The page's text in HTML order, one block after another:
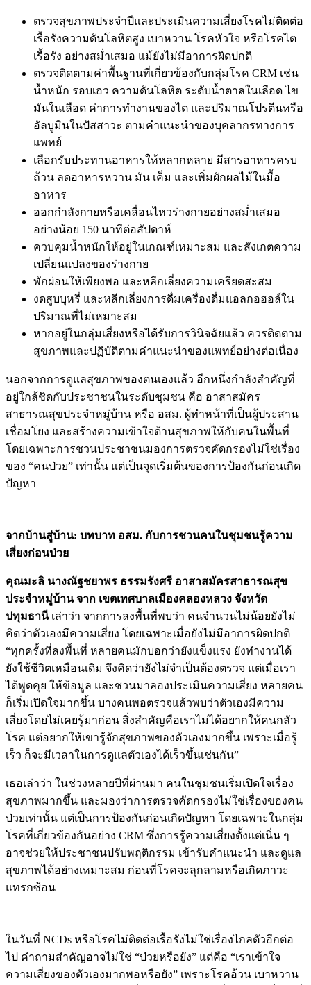
ตรวจสุขภาพประจำปีและประเมินความเสี่ยงโรคไม่ติดต่อ
เรื้อรังความดันโลหิตสูง เบาหวาน โรคหัวใจ หรือโรคไต
เรื้อรัง อย่างสม่ำเสมอ แม้ยังไม่มีอาการผิดปกติ
ตรวจติดตามค่าพื้นฐานที่เกี่ยวข้องกับกลุ่มโรค CRM เช่น
น้ำหนัก รอบเอว ความดันโลหิต ระดับน้ำตาลในเลือด ไข
มันในเลือด ค่าการทำงานของไต และปริมาณโปรตีนหรือ
อัลบูมินในปัสสาวะ ตามคำแนะนำของบุคลากรทางการ
แพทย์
เลือกรับประทานอาหารให้หลากหลาย มีสารอาหารครบ
ถ้วน ลดอาหารหวาน มัน เค็ม และเพิ่มผักผลไม้ในมื้อ
อาหาร
ออกกำลังกายหรือเคลื่อนไหวร่างกายอย่างสม่ำเสมอ
อย่างน้อย 150 นาทีต่อสัปดาห์
ควบคุมน้ำหนักให้อยู่ในเกณฑ์เหมาะสม และสังเกตความ
เปลี่ยนแปลงของร่างกาย
พักผ่อนให้เพียงพอ และหลีกเลี่ยงความเครียดสะสม
งดสูบบุหรี่ และหลีกเลี่ยงการดื่มเครื่องดื่มแอลกอฮอล์ใน
ปริมาณที่ไม่เหมาะสม
หากอยู่ในกลุ่มเสี่ยงหรือได้รับการวินิจฉัยแล้ว ควรติดตาม
สุขภาพและปฏิบัติตามคำแนะนำของแพทย์อย่างต่อเนื่อง
นอกจากการดูแลสุขภาพของตนเองแล้ว อีกหนึ่งกำลังสำคัญที่
อยู่ใกล้ชิดกับประชาชนในระดับชุมชน คือ อาสาสมัคร
สาธารณสุขประจำหมู่บ้าน หรือ อสม. ผู้ทำหน้าที่เป็นผู้ประสาน
เชื่อมโยง และสร้างความเข้าใจด้านสุขภาพให้กับคนในพื้นที่
โดยเฉพาะการชวนประชาชนมองการตรวจคัดกรองไม่ใช่เรื่อง
ของ “คนป่วย” เท่านั้น แต่เป็นจุดเริ่มต้นของการป้องกันก่อนเกิด
ปัญหา
จากบ้านสู่บ้าน: บทบาท อสม. กับการชวนคนในชุมชนรู้ความ
เสี่ยงก่อนป่วย
คุณมะลิ นางณัฐชยาพร ธรรมรังศรี อาสาสมัครสาธารณสุข
ประจำหมู่บ้าน จาก เขตเทศบาลเมืองคลองหลวง จังหวัด
ปทุมธานี เล่าว่า จากการลงพื้นที่พบว่า คนจำนวนไม่น้อยยังไม่
คิดว่าตัวเองมีความเสี่ยง โดยเฉพาะเมื่อยังไม่มีอาการผิดปกติ
“ทุกครั้งที่ลงพื้นที่ หลายคนมักบอกว่ายังแข็งแรง ยังทำงานได้
ยังใช้ชีวิตเหมือนเดิม จึงคิดว่ายังไม่จำเป็นต้องตรวจ แต่เมื่อเรา
ได้พูดคุย ให้ข้อมูล และชวนมาลองประเมินความเสี่ยง หลายคน
ก็เริ่มเปิดใจมากขึ้น บางคนพอตรวจแล้วพบว่าตัวเองมีความ
เสี่ยงโดยไม่เคยรู้มาก่อน สิ่งสำคัญคือเราไม่ได้อยากให้คนกลัว
โรค แต่อยากให้เขารู้จักสุขภาพของตัวเองมากขึ้น เพราะเมื่อรู้
เร็ว ก็จะมีเวลาในการดูแลตัวเองได้เร็วขึ้นเช่นกัน”
เธอเล่าว่า ในช่วงหลายปีที่ผ่านมา คนในชุมชนเริ่มเปิดใจเรื่อง
สุขภาพมากขึ้น และมองว่าการตรวจคัดกรองไม่ใช่เรื่องของคน
ป่วยเท่านั้น แต่เป็นการป้องกันก่อนเกิดปัญหา โดยเฉพาะในกลุ่ม
โรคที่เกี่ยวข้องกันอย่าง CRM ซึ่งการรู้ความเสี่ยงตั้งแต่เนิ่น ๆ
อาจช่วยให้ประชาชนปรับพฤติกรรม เข้ารับคำแนะนำ และดูแล
สุขภาพได้อย่างเหมาะสม ก่อนที่โรคจะลุกลามหรือเกิดภาวะ
แทรกซ้อน
ในวันที่ NCDs หรือโรคไม่ติดต่อเรื้อรังไม่ใช่เรื่องไกลตัวอีกต่อ
ไป คำถามสำคัญอาจไม่ใช่ “ป่วยหรือยัง” แต่คือ “เราเข้าใจ
ความเสี่ยงของตัวเองมากพอหรือยัง” เพราะโรคอ้วน เบาหวาน